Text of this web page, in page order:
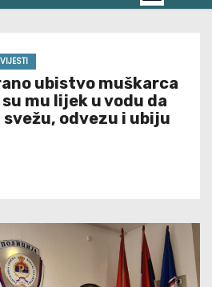
VIJESTI
ubistvo muškarca
mu lijek u vodu da
svežu, odvezu i ubiju